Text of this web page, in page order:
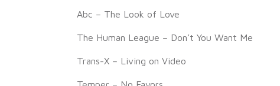
Abc – The Look of Love
The Human League – Don’t You Want Me
Trans-X – Living on Video